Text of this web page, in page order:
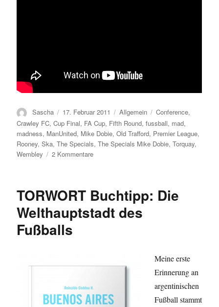
Autor
Sascha
Veröffentlicht
am
17. Februar 2011 Kategorien
Allgemein Schlagwörter
Conference,
Crawley FC,Cup Final, FA Cup, Fifth Round,fussball, mad,
madness, ManUnited, Mike Dobie,Old Trafford, Premier League,
Rooney,Ska,The Specials,The Specials Mike Dobie,Torquay,
Wembley
2 Kommentarezu
You,
TORWORT Buchtipp: Die
Welthauptstadt des
Fußballs
Meine erste
Erinnerung an
argentinischen
Fußball stammt